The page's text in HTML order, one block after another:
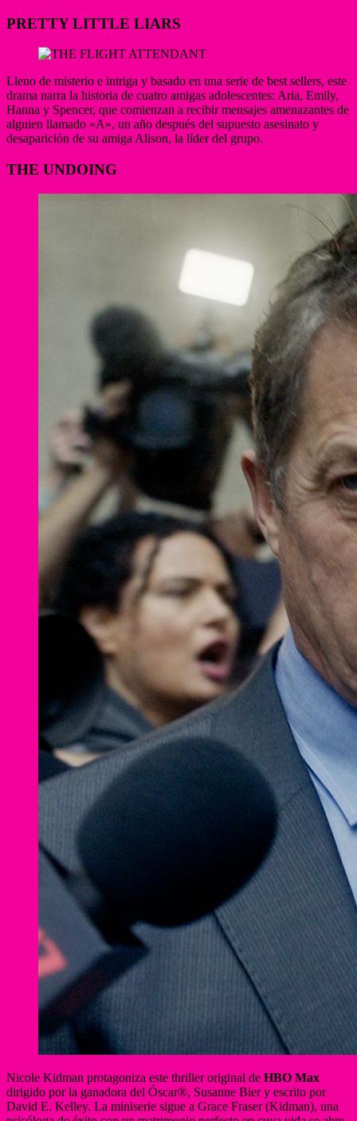
PRETTY LITTLE LIARS
Lleno de misterio e intriga y basado en una serie de best sellers, este
drama narra la historia de cuatro amigas adolescentes: Aria, Emily,
Hanna y Spencer, que comienzan a recibir mensajes amenazantes de
alguien llamado «A», un año después del supuesto asesinato y
desaparición de su amiga Alison, la líder del grupo.
THE UNDOING
Nicole Kidman protagoniza este thriller original de HBO Max
dirigido por la ganadora del Óscar®, Susanne Bier y escrito por
David E. Kelley. La miniserie sigue a Grace Fraser (Kidman), una